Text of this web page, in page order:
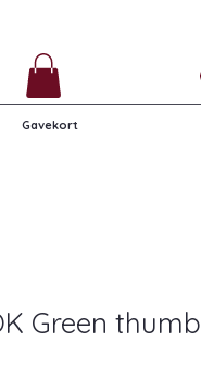
Gavekort
Green thumb